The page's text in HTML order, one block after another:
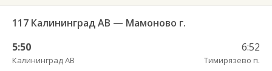
117 Калининград АВ — Мамоново г.
5:50
Калининград АВ
6:52
Тимирязево п.